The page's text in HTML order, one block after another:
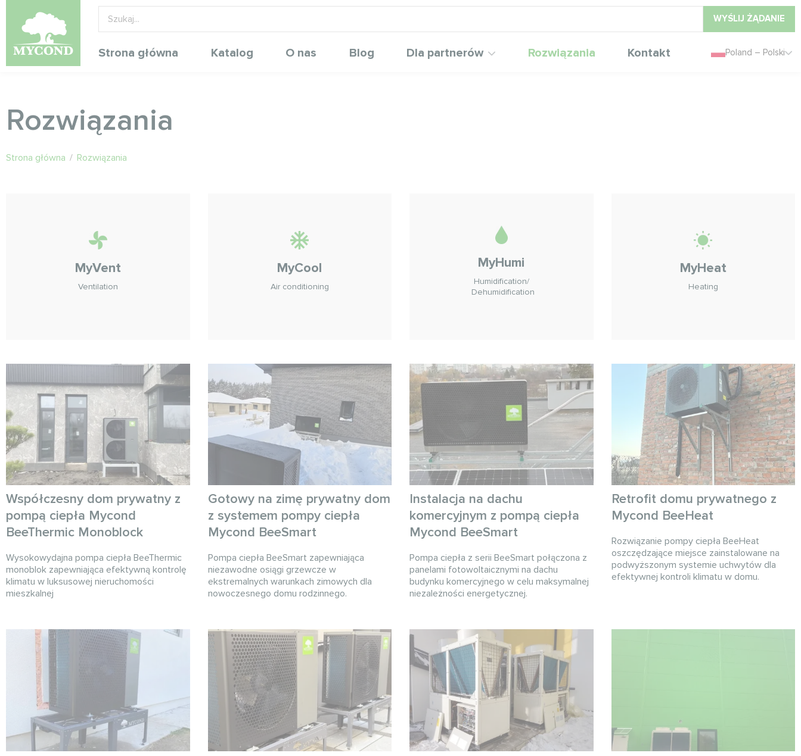
WYŚLIJ ŻĄDANIE
Strona główna Katalog O nas Blog Dla partnerów Rozwiązania Kontakt Poland – Polski
Rozwiązania
Strona główna / Rozwiązania
MyVent
Ventilation
MyCool
Air conditioning
MyHumi
Humidification/
Dehumidification
MyHeat
Heating
Współczesny dom prywatny z
pompą ciepła Mycond
BeeThermic Monoblock
Wysokowydajna pompa ciepła BeeThermic
monoblok zapewniająca efektywną kontrolę
klimatu w luksusowej nieruchomości
mieszkalnej
Gotowy na zimę prywatny dom
z systemem pompy ciepła
Mycond BeeSmart
Pompa ciepła BeeSmart zapewniająca
niezawodne osiągi grzewcze w
ekstremalnych warunkach zimowych dla
nowoczesnego domu rodzinnego.
Instalacja na dachu
komercyjnym z pompą ciepła
Mycond BeeSmart
Pompa ciepła z serii BeeSmart połączona z
panelami fotowoltaicznymi na dachu
budynku komercyjnego w celu maksymalnej
niezależności energetycznej.
Retrofit domu prywatnego z
Mycond BeeHeat
Rozwiązanie pompy ciepła BeeHeat
oszczędzające miejsce zainstalowane na
podwyższonym systemie uchwytów dla
efektywnej kontroli klimatu w domu.